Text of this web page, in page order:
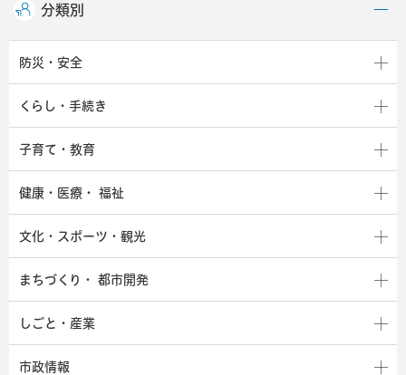
分類別
防災・安全
くらし・手続き
子育て・教育
健康・医療・ 福祉
文化・スポーツ・観光
まちづくり・ 都市開発
しごと・産業
市政情報